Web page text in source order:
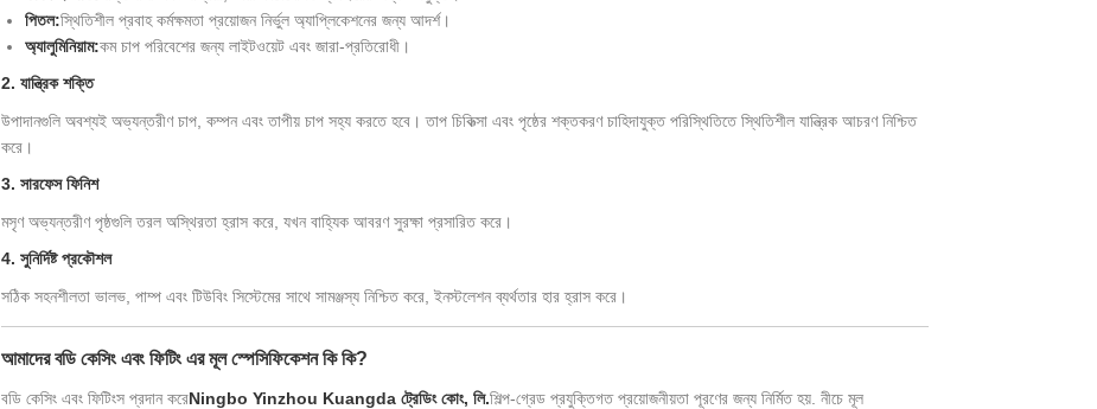
পিতল:স্থিতিশীল প্রবাহ কর্মক্ষমতা প্রয়োজন নির্ভুল অ্যাপ্লিকেশনের জন্য আদর্শ।
অ্যালুমিনিয়াম:কম চাপ পরিবেশের জন্য লাইটওয়েট এবং জারা-প্রতিরোধী।
2. যান্ত্রিক শক্তি
উপাদানগুলি অবশ্যই অভ্যন্তরীণ চাপ, কম্পন এবং তাপীয় চাপ সহ্য করতে হবে। তাপ চিকিত্সা এবং পৃষ্ঠের শক্তকরণ চাহিদাযুক্ত পরিস্থিতিতে স্থিতিশীল যান্ত্রিক আচরণ নিশ্চিত
করে।
3. সারফেস ফিনিশ
মসৃণ অভ্যন্তরীণ পৃষ্ঠগুলি তরল অস্থিরতা হ্রাস করে, যখন বাহ্যিক আবরণ সুরক্ষা প্রসারিত করে।
4. সুনির্দিষ্ট প্রকৌশল
সঠিক সহনশীলতা ভালভ, পাম্প এবং টিউবিং সিস্টেমের সাথে সামঞ্জস্য নিশ্চিত করে, ইনস্টলেশন ব্যর্থতার হার হ্রাস করে।
আমাদের বডি কেসিং এবং ফিটিং এর মূল স্পেসিফিকেশন কি কি?
বডি কেসিং এবং ফিটিংস প্রদান করেNingbo Yinzhou Kuangda ট্রেডিং কোং, লি.শিল্প-গ্রেড প্রযুক্তিগত প্রয়োজনীয়তা পূরণের জন্য নির্মিত হয়. নীচে মূল